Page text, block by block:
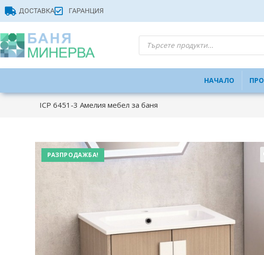
ДОСТАВКА ГАРАНЦИЯ
НАЧАЛО
ICP 6451-3 Амелия мебел за баня
РАЗПРОДАЖБА!